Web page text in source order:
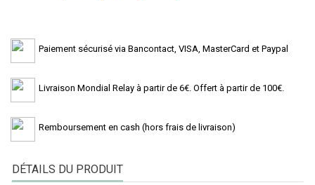
Paiement sécurisé via Bancontact, VISA, MasterCard et Paypal
Livraison Mondial Relay à partir de 6€. Offert à partir de 100€.
Remboursement en cash (hors frais de livraison)
DÉTAILS DU PRODUIT